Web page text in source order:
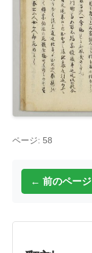
ページ: 58
← 前のページ